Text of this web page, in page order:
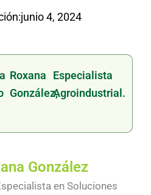
junio 4, 2024
Roxana
González,
Especialista
Agroindustrial.
González
en Soluciones